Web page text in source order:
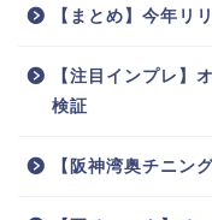
【まとめ】今年リ
【注目インプレ】
検証
【阪神湾奥チニン